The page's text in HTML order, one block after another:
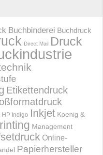
Buchbinderei Buchdruck
Direct Mail Druck
Etikettendruck
HP Indigo Inkjet Koenig &
Management
Online-
Papierhersteller